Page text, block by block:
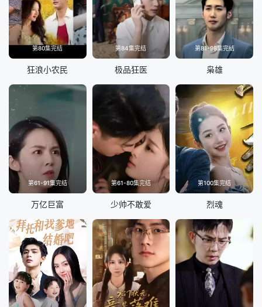
第80集完结
狂浪小农民
第84集完结
极品狂医
第81-98集完结
枭雄
第61-91集完结
万亿巨富
第61-80集完结
少帅不敢爱
第100集完结
烈魂